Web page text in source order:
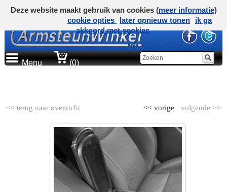
Menu (0)
<< terug naar overzicht volgende >>
<< vorige
Deze website maakt gebruik van cookies (meer informatie)
cookie opties
later opnieuw tonen
ik ga
akkoord met cookies